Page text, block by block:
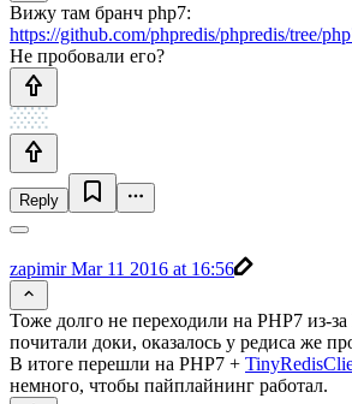
Вижу там бранч php7:
https://github.com/phpredis/phpredis/tree/
Не пробовали его?
Reply
zapimirMar 11 2016 at 16:56
Тоже долго не переходили на PHP7 из-
почитали доки, оказалось у редиса же
В итоге перешли на PHP7 +
немного, чтобы пайплайнинг работал.